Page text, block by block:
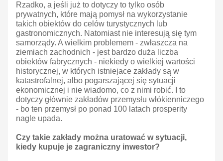
Rzadko, a jeśli już to dotyczy to tylko osób
prywatnych, które mają pomysł na wykorzystanie
takich obiektów do celów turystycznych lub
gastronomicznych. Natomiast nie interesują się tym
samorządy. A wielkim problemem - zwłaszcza na
ziemiach zachodnich - jest bardzo duża liczba
obiektów fabrycznych - niekiedy o wielkiej wartości
historycznej, w których istniejace zakłady są w
katastrofalnej, albo pogarszającej się sytuacji
ekonomicznej i nie wiadomo, co z nimi robić. I to
dotyczy głównie zakładów przemysłu włókienniczego
- bo ten przemysł po ponad 100 latach prosperity
nagle upada.
Czy takie zakłady można uratować w sytuacji,
kiedy kupuje je zagraniczny inwestor?